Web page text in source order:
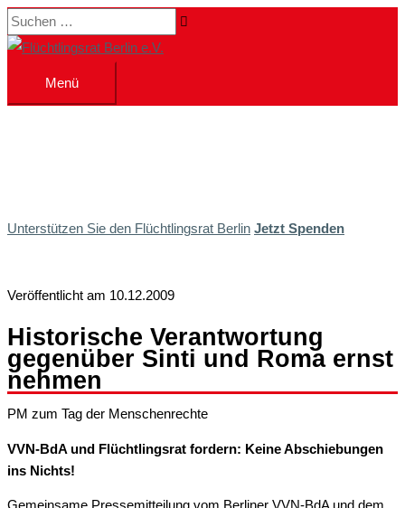
Zum
Inhalt
Suchen …
Menü
Menü
Unterstützen Sie den Flüchtlingsrat Berlin Jetzt Spenden
Veröffentlicht am 10.12.2009
Historische Verantwortung
gegenüber Sinti und Roma ernst
nehmen
PM zum Tag der Menschenrechte
VVN-BdA und Flüchtlingsrat fordern: Keine Abschiebungen
ins Nichts!